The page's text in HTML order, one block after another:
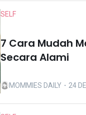
SELF
7 Cara Mudah
Secara Alami
MOMMIES DAILY ・24